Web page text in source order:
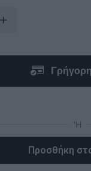
Προσθήκη